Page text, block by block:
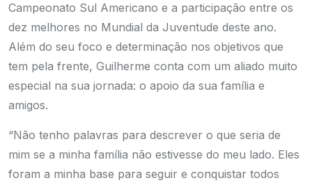
Campeonato Sul Americano e a participação entre os
dez melhores no Mundial da Juventude deste ano.
Além do seu foco e determinação nos objetivos que
tem pela frente, Guilherme conta com um aliado muito
especial na sua jornada: o apoio da sua família e
amigos.
“Não tenho palavras para descrever o que seria de
mim se a minha família não estivesse do meu lado. Eles
foram a minha base para seguir e conquistar todos